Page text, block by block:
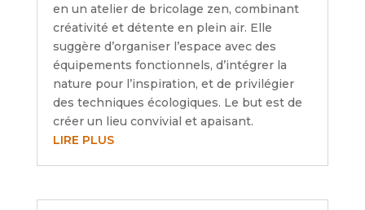
en un atelier de bricolage zen, combinant
créativité et détente en plein air. Elle
suggère d’organiser l’espace avec des
équipements fonctionnels, d’intégrer la
nature pour l’inspiration, et de privilégier
des techniques écologiques. Le but est de
créer un lieu convivial et apaisant.
LIRE PLUS